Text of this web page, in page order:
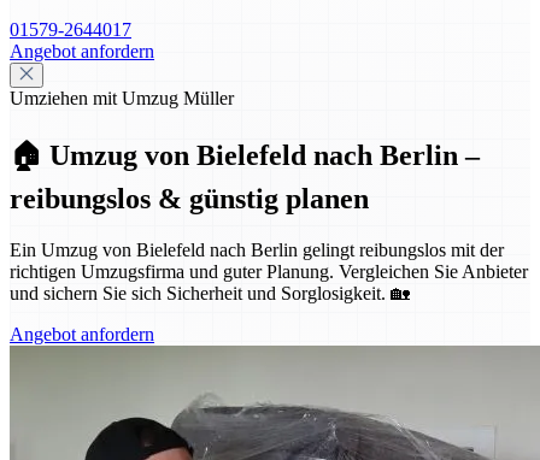
01579-2644017
Angebot anfordern
Umziehen mit Umzug Müller
🏠 Umzug von Bielefeld nach Berlin –
reibungslos & günstig planen
Ein Umzug von Bielefeld nach Berlin gelingt reibungslos mit der
richtigen Umzugsfirma und guter Planung. Vergleichen Sie Anbieter
und sichern Sie sich Sicherheit und Sorglosigkeit. 🏡
Angebot anfordern